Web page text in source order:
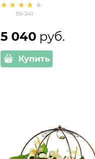
341
59-341
5 040 руб.
Купить